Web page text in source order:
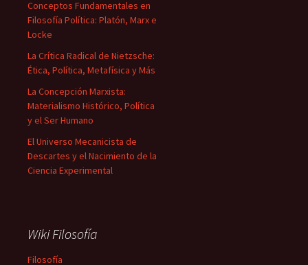
Conceptos Fundamentales en
Filosofía Política: Platón, Marx e
Locke
La Crítica Radical de Nietzsche:
Ética, Política, Metafísica y Más
La Concepción Marxista:
Materialismo Histórico, Política
y el Ser Humano
El Universo Mecanicista de
Descartes y el Nacimiento de la
Ciencia Experimental
Wiki Filosofía
Filosofía